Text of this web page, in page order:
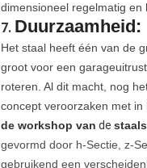
dimensioneel regelmatig
7. Duurzaamheid:
Het staal heeft één van de
groot voor een
roteren. Al dit macht, nog
concept veroorzaken met
de workshop van de
gevormd door h-Sectie, z-
gebruikend een